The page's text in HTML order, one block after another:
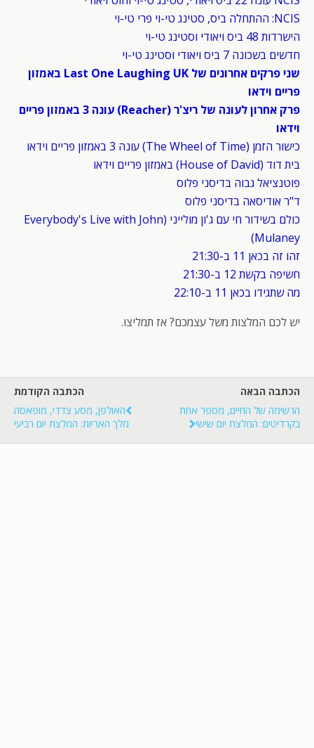
NCIS: ההתחלה ביס, סטינג טי-וי פרי טי-וי
הישרדות 48 ביס ויאודי וסטינג טי-וי
חדשים בשכונה 7 ביס ויאודי וסטינג טי-וי
שני פרקים אחרונים של Last One Laughing UK באמזון
פריים וידאו
פרק אחרון לעונה של ריצ'ר (Reacher) עונה 3 באמזון פריים
וידאו
כישור הזמן (The Wheel of Time) עונה 3 באמזון פריים וידאו
בית דוד (House of David) באמזון פריים וידאו
פוטנציאל גבוה בדיסני פלוס
ד"ר אודיסאה בדיסני פלוס
כולם בשידור חי עם ג'ון מולייני (Everybody's Live with John
Mulaney)
זהו זה בכאן 11 ב-21:30
חשיפה בקשת 12 ב-21:30
מה שתגידו בכאן 11 ב-22:10
יש לכם המלצות משל עצמכם? אז תמליצו.
הכתבה הקודמת
האולפן, מסע צדדי, מופאסה
מלך האריות: המלצת יום רביעי
הכתבה הבאה
הרשימה של החיים, מספר אחת
בקרדיטים: המלצת יום שישי